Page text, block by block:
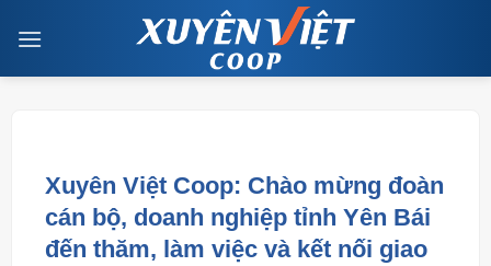
Xuyên Việt Coop: Chào mừng đoàn
cán bộ, doanh nghiệp tỉnh Yên Bái
đến thăm, làm việc và kết nối giao